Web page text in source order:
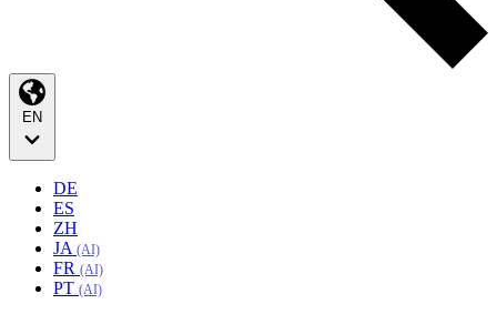
EN
DE
ES
ZH
JA (AI)
FR (AI)
PT (AI)